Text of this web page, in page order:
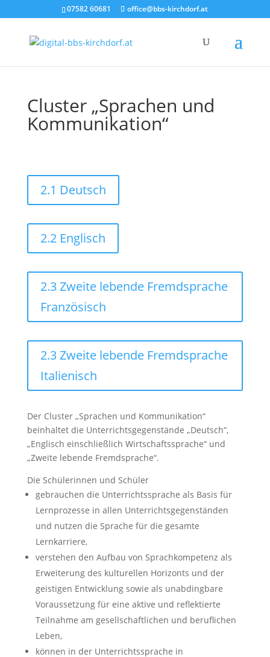
07582 60681 office@bbs-kirchdorf.at
Cluster „Sprachen und
Kommunikation“
2.1 Deutsch
2.2 Englisch
2.3 Zweite lebende Fremdsprache
Französisch
2.3 Zweite lebende Fremdsprache
Italienisch
Der Cluster „Sprachen und Kommunikation“
beinhaltet die Unterrichtsgegenstände „Deutsch“,
„Englisch einschließlich Wirtschaftssprache“ und
„Zweite lebende Fremdsprache“.
Die Schülerinnen und Schüler
gebrauchen die Unterrichtssprache als Basis für
Lernprozesse in allen Unterrichtsgegenständen
und nutzen die Sprache für die gesamte
Lernkarriere,
verstehen den Aufbau von Sprachkompetenz als
Erweiterung des kulturellen Horizonts und der
geistigen Entwicklung sowie als unabdingbare
Voraussetzung für eine aktive und reflektierte
Teilnahme am gesellschaftlichen und beruflichen
Leben,
können in der Unterrichtssprache in